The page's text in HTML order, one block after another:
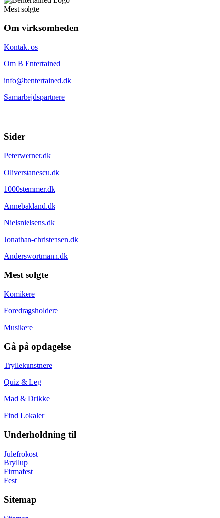
Mest solgte
Om virksomheden
Kontakt os
Om B Entertained
info@bentertained.dk
Samarbejdspartnere
Sider
Peterwerner.dk
Oliverstanescu.dk
1000stemmer.dk
Annebakland.dk
Nielsnielsens.dk
Jonathan-christensen.dk
Anderswortmann.dk
Mest solgte
Komikere
Foredragsholdere
Musikere
Gå på opdagelse
Tryllekunstnere
Quiz & Leg
Mad & Drikke
Find Lokaler
Underholdning til
Julefrokost
Bryllup
Firmafest
Fest
Sitemap